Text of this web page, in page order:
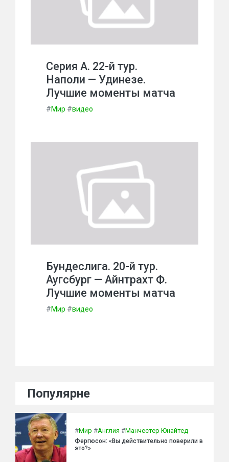
Серия А. 22-й тур.
Наполи — Удинезе.
Лучшие моменты матча
#Мир #видео
Бундеслига. 20-й тур.
Аугсбург — Айнтрахт Ф.
Лучшие моменты матча
#Мир #видео
Популярне
#Мир #Англия #Манчестер Юнайтед
Фергюсон: «Вы действительно поверили в
это?»